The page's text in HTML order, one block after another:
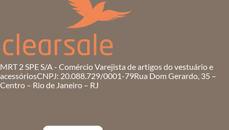
MRT 2 SPE S/A - Comércio Varejista de artigos do vestuário e
acessóriosCNPJ: 20.088.729/0001-79Rua Dom Gerardo, 35 –
Centro – Rio de Janeiro – RJ